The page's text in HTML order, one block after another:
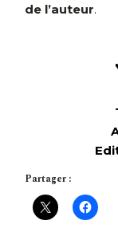
de l’auteur.
Partager :